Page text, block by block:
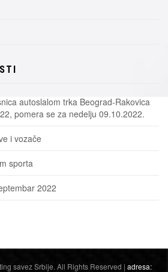
autoslalom trka Beograd-Rakovica
pomera se za nedelju 09.10.2022.
i vozače
sporta
2022
savez Srbije. All Rights Reserved | adresa: